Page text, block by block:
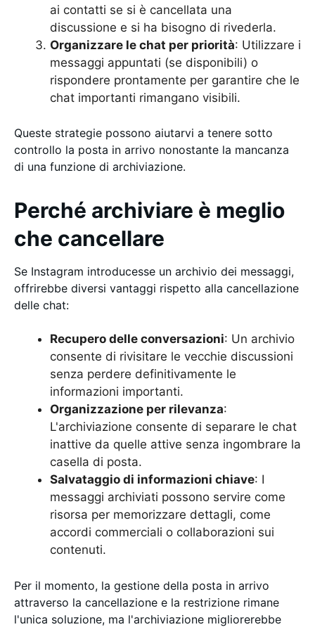
ai contatti se si è cancellata una
discussione e si ha bisogno di rivederla.
Organizzare le chat per priorità: Utilizzare i
messaggi appuntati (se disponibili) o
rispondere prontamente per garantire che le
chat importanti rimangano visibili.
Queste strategie possono aiutarvi a tenere sotto
controllo la posta in arrivo nonostante la mancanza
di una funzione di archiviazione.
Perché archiviare è meglio
che cancellare
Se Instagram introducesse un archivio dei messaggi,
offrirebbe diversi vantaggi rispetto alla cancellazione
delle chat:
Recupero delle conversazioni: Un archivio
consente di rivisitare le vecchie discussioni
senza perdere definitivamente le
informazioni importanti.
Organizzazione per rilevanza:
L'archiviazione consente di separare le chat
inattive da quelle attive senza ingombrare la
casella di posta.
Salvataggio di informazioni chiave: I
messaggi archiviati possono servire come
risorsa per memorizzare dettagli, come
accordi commerciali o collaborazioni sui
contenuti.
Per il momento, la gestione della posta in arrivo
attraverso la cancellazione e la restrizione rimane
l'unica soluzione, ma l'archiviazione migliorerebbe